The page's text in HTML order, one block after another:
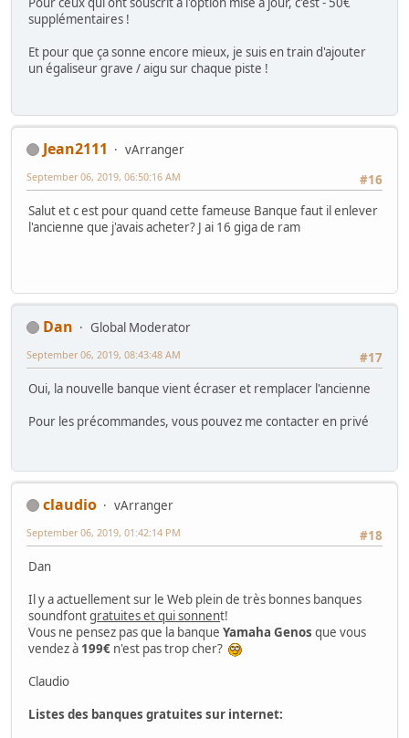
supplémentaires !
Et pour que ça sonne encore mieux, je suis en train d'ajouter
un égaliseur grave / aigu sur chaque piste !
Jean2111
vArranger
#16
September 06, 2019, 06:50:16 AM
Salut et c est pour quand cette fameuse Banque faut il enlever
l'ancienne que j'avais acheter? J ai 16 giga de ram
Dan
Global Moderator
#17
September 06, 2019, 08:43:48 AM
Oui, la nouvelle banque vient écraser et remplacer l'ancienne
Pour les précommandes, vous pouvez me contacter en privé
claudio
vArranger
#18
September 06, 2019, 01:42:14 PM
Dan
Il y a actuellement sur le Web plein de très bonnes banques
soundfontgratuites et qui sonnent!
Vous ne pensez pas que la banque Yamaha Genos que vous
vendez à 199€ n'est pas trop cher?
Claudio
Listes des banques gratuites sur internet: